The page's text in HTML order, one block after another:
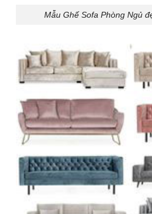
Mẫu Ghế Sofa Phòng Ngủ